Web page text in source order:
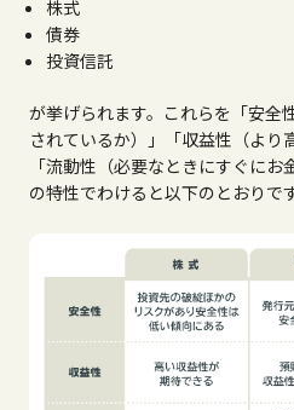
株式
債券
投資信託
が挙げられます。これらを「安全
されているか）」「収益性（より
「流動性（必要なときにすぐに
の特性でわけると以下のとおりです